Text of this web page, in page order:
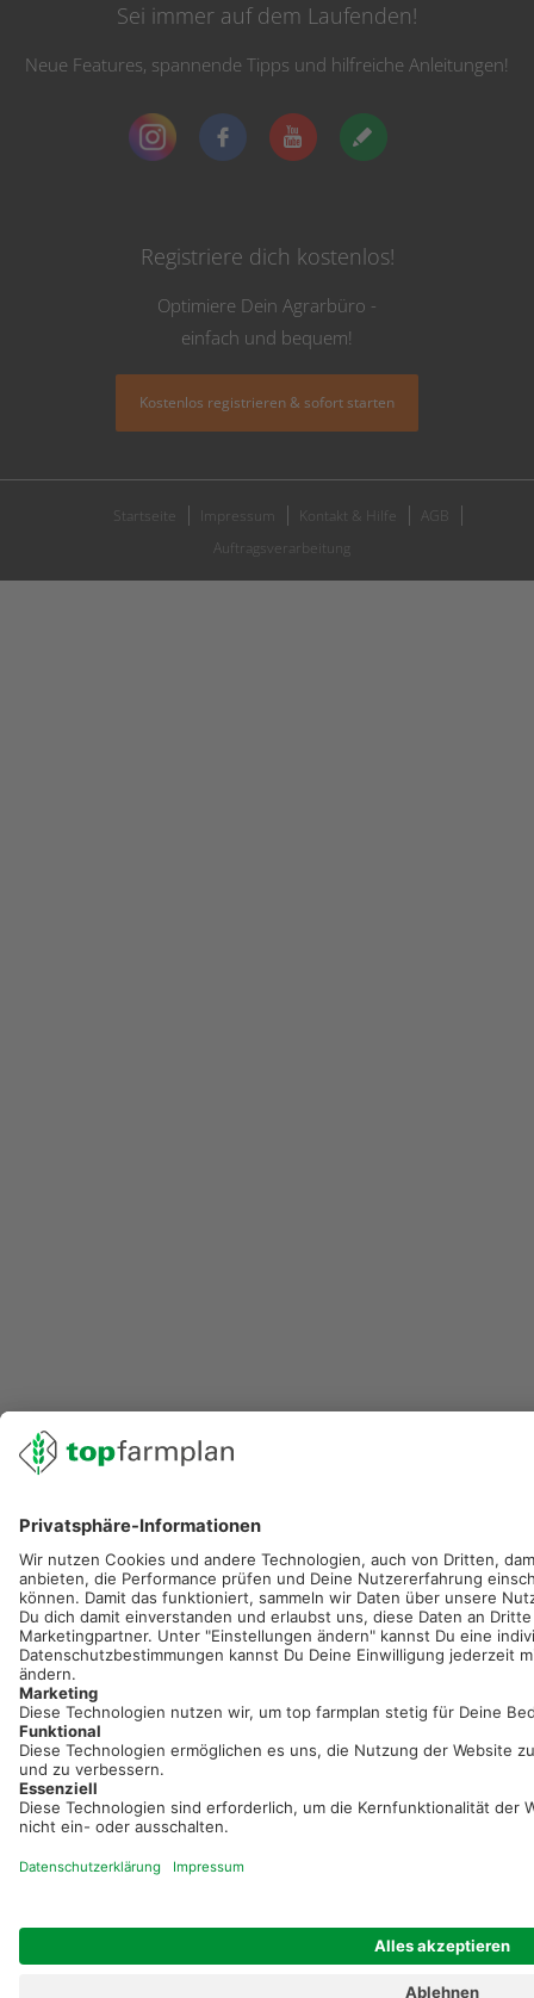
Sei immer auf dem Laufenden!
Neue Features, spannende Tipps und hilfreiche Anleitungen!
Registriere dich kostenlos!
Optimiere Dein Agrarbüro -
einfach und bequem!
Kostenlos registrieren & sofort starten
Startseite Impressum Kontakt & Hilfe
AGB
Auftragsverarbeitung